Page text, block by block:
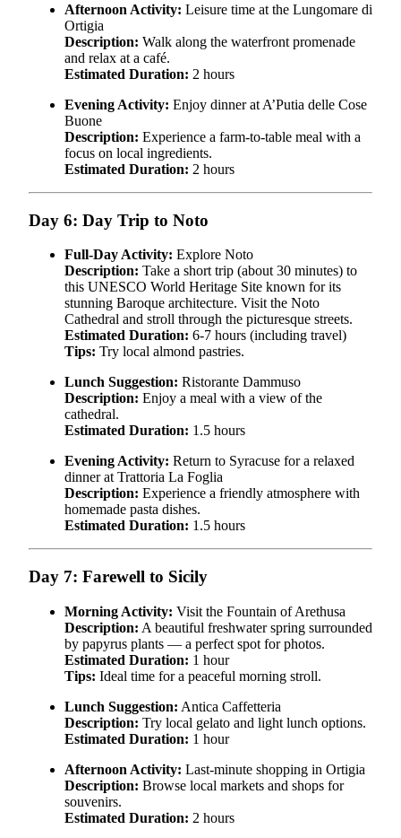
Afternoon Activity: Leisure time at the Lungomare di
Ortigia
Description: Walk along the waterfront promenade
and relax at a café.
Estimated Duration: 2 hours
Evening Activity: Enjoy dinner at A’Putia delle Cose
Buone
Description: Experience a farm-to-table meal with a
focus on local ingredients.
Estimated Duration: 2 hours
Day 6: Day Trip to Noto
Full-Day Activity: Explore Noto
Description: Take a short trip (about 30 minutes) to
this UNESCO World Heritage Site known for its
stunning Baroque architecture. Visit the Noto
Cathedral and stroll through the picturesque streets.
Estimated Duration: 6-7 hours (including travel)
Tips: Try local almond pastries.
Lunch Suggestion: Ristorante Dammuso
Description: Enjoy a meal with a view of the
cathedral.
Estimated Duration: 1.5 hours
Evening Activity: Return to Syracuse for a relaxed
dinner at Trattoria La Foglia
Description: Experience a friendly atmosphere with
homemade pasta dishes.
Estimated Duration: 1.5 hours
Day 7: Farewell to Sicily
Morning Activity: Visit the Fountain of Arethusa
Description: A beautiful freshwater spring surrounded
by papyrus plants — a perfect spot for photos.
Estimated Duration: 1 hour
Tips: Ideal time for a peaceful morning stroll.
Lunch Suggestion: Antica Caffetteria
Description: Try local gelato and light lunch options.
Estimated Duration: 1 hour
Afternoon Activity: Last-minute shopping in Ortigia
Description: Browse local markets and shops for
souvenirs.
Estimated Duration: 2 hours